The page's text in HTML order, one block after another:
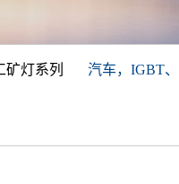
矿灯系列 汽车，IGBT